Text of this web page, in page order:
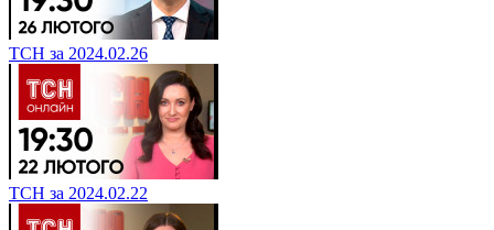
ТСН за 2024.02.26
ТСН за 2024.02.22